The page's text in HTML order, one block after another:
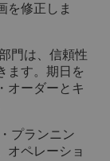
を修正しま
門は、信頼性
ます。期日を
オーダーとキ
プランニン
オペレーショ